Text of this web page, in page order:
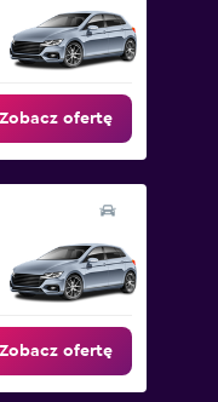
Zobacz ofertę
Zobacz ofertę